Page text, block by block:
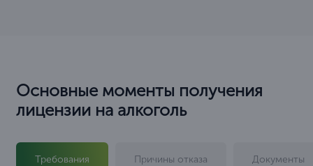
Основные моменты получения
лицензии на алкоголь
Требования Причины отказа Документы